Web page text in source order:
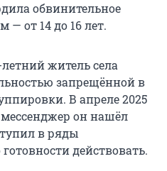
обвинительное
— от 14 до 16 лет.
житель села
запрещённой в
В апреле 2025
он нашёл
в ряды
действовать.